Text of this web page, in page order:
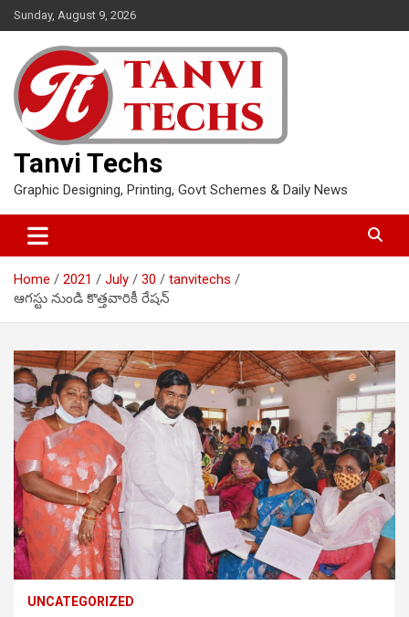
Skip
to
content
Sunday, August 9, 2026
Tanvi Techs
Graphic Designing, Printing, Govt Schemes & Daily News
Home 2021 July 30
tanvitechs
ఆగస్టు నుండి కొత్తవారికీ రేషన్
UNCATEGORIZED